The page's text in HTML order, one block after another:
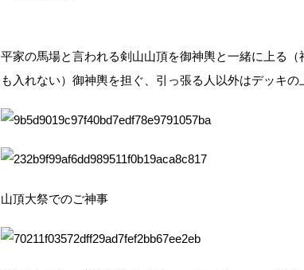
平家の馬場と言われる剣山山頂を御神輿と一緒に上る
も入れない）御神輿を担ぐ、引っ張る人以外はデッキの
山頂大祭でのご神事